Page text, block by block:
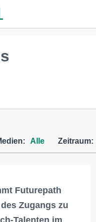
Alle Zeitraum:
Futurepath
Zugangs zu
Talenten im